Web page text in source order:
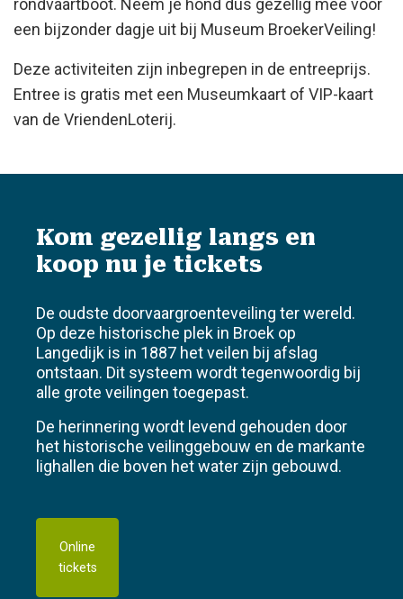
rondvaartboot. Neem je hond dus gezellig mee voor
een bijzonder dagje uit bij Museum BroekerVeiling!
Deze activiteiten zijn inbegrepen in de entreeprijs.
Entree is gratis met een Museumkaart of VIP-kaart
van de VriendenLoterij.
Kom gezellig langs en
koop nu je tickets
De oudste doorvaargroenteveiling ter wereld.
Op deze historische plek in Broek op
Langedijk is in 1887 het veilen bij afslag
ontstaan. Dit systeem wordt tegenwoordig bij
alle grote veilingen toegepast.
De herinnering wordt levend gehouden door
het historische veilinggebouw en de markante
lighallen die boven het water zijn gebouwd.
Online
tickets